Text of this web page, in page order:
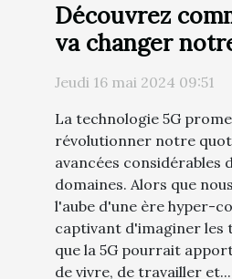
Découvrez
va changer
Jeudi 16 mai 2024 09:51
La technologie 5G
révolutionner notre
avancées considérables
domaines. Alors que
l'aube d'une ère hyper-
captivant d'imaginer
que la 5G pourrait
de vivre, de travailler et...